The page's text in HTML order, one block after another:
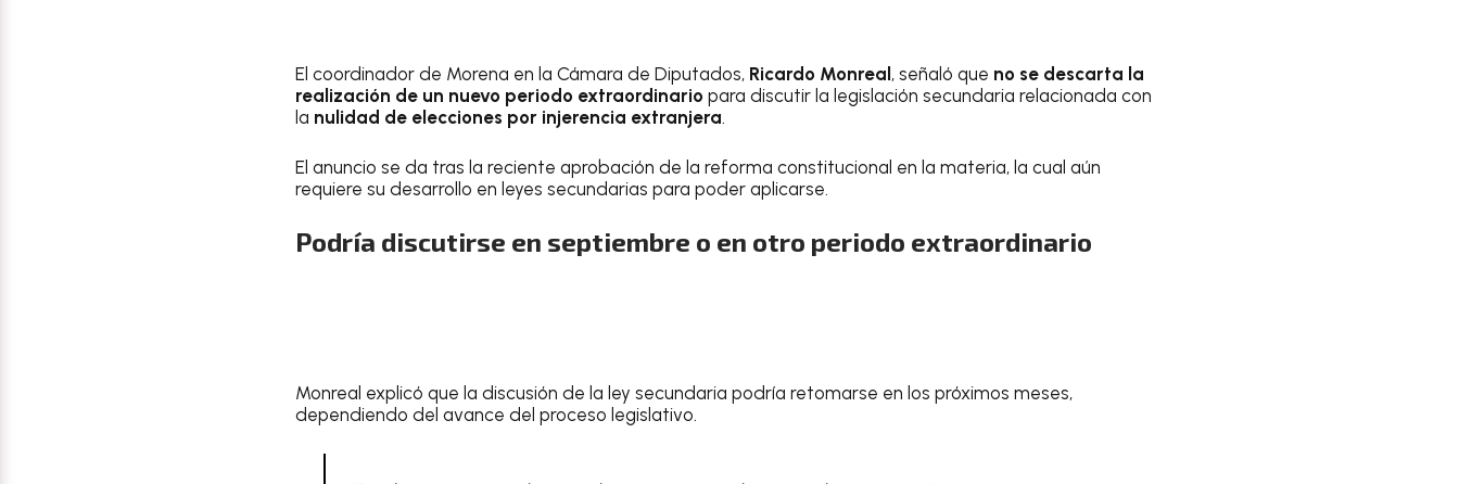
El coordinador de Morena en la Cámara de Diputados, Ricardo Monreal , señaló que no se descarta la
realización de un nuevo periodo extraordinario para discutir la legislación secundaria relacionada con
la nulidad de elecciones por injerencia extranjera.
El anuncio se da tras la reciente aprobación de la reforma constitucional en la materia, la cual aún
requiere su desarrollo en leyes secundarias para poder aplicarse.
Podría discutirse en septiembre o en otro periodo extraordinario
Monreal explicó que la discusión de la ley secundaria podría retomarse en los próximos meses,
dependiendo del avance del proceso legislativo.